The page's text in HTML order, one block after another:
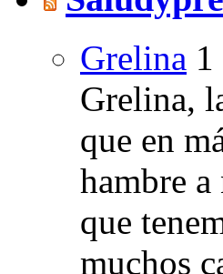
Grelina
Grelina,
que en
hambre a
que
muchos